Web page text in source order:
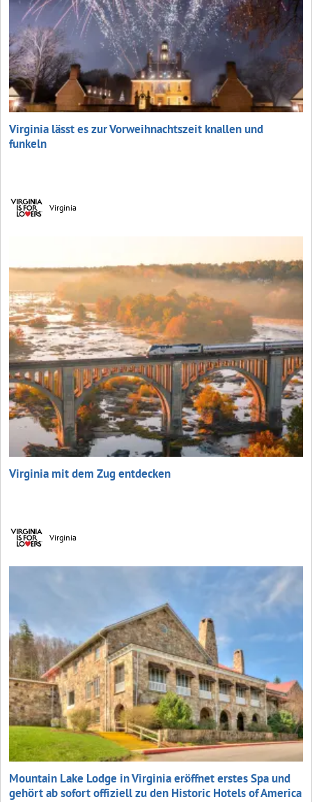
Virginia lässt es zur Vorweih­nachtszeit knallen und
funkeln
Virginia
Virginia mit dem Zug entdecken
Virginia
Mountain Lake Lodge in Virginia eröffnet erstes Spa und
gehört ab sofort offiziell zu den Historic Hotels of America